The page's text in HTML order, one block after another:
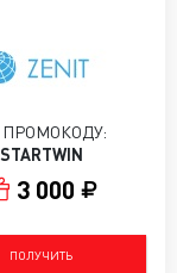
ПРОМОКОДУ:
STARTWIN
3 000
ПОЛУЧИТЬ